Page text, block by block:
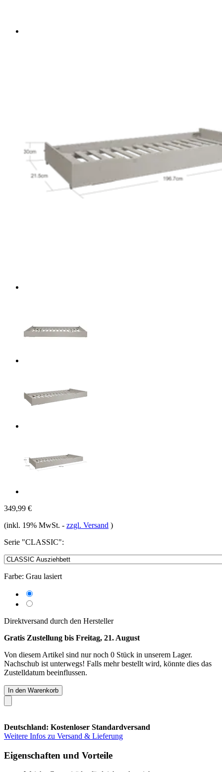
349,99 €
(inkl. 19% MwSt. - zzgl. Versand )
Serie "CLASSIC":
Farbe: Grau lasiert
Direktversand durch den Hersteller
Gratis Zustellung bis Freitag, 21. August
Von diesem Artikel sind nur noch 0 Stück in unserem Lager.
Nachschub ist unterwegs! Falls mehr bestellt wird, könnte dies das
Zustelldatum beeinflussen.
In den Warenkorb
Deutschland: Kostenloser Standardversand
Weitere Infos zu Versand & Lieferung
Eigenschaften und Vorteile